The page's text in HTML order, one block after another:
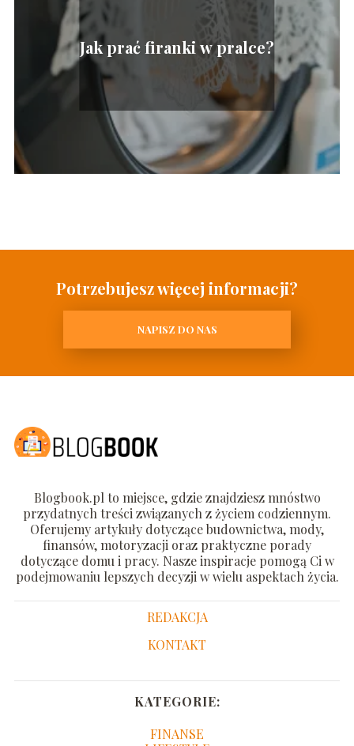
Jak prać firanki w pralce?
Potrzebujesz więcej informacji?
NAPISZ DO NAS
Blogbook.pl to miejsce, gdzie znajdziesz mnóstwo
przydatnych treści związanych z życiem codziennym.
Oferujemy artykuły dotyczące budownictwa, mody,
finansów, motoryzacji oraz praktyczne porady
dotyczące domu i pracy. Nasze inspiracje pomogą Ci w
podejmowaniu lepszych decyzji w wielu aspektach życia.
REDAKCJA
KONTAKT
KATEGORIE:
FINANSE